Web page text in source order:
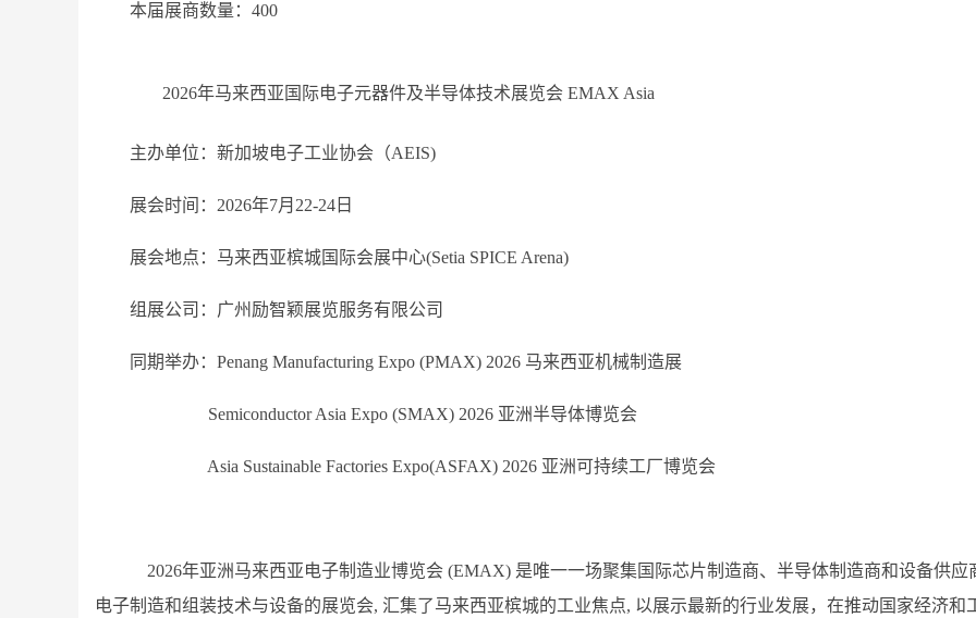
本届展商数量： 400
2026年马来西亚国际电子元器件及半导体技术展览会 EMAX Asia
主办单位：新加坡电子工业协会（AEIS)
展会时间：2026年7月22-24日
展会地点：马来西亚槟城国际会展中心(Setia SPICE Arena)
组展公司：广州励智颖展览服务有限公司
同期举办：Penang Manufacturing Expo (PMAX) 2026 马来西亚机械制造展
Semiconductor Asia Expo (SMAX) 2026 亚洲半导体博览会
Asia Sustainable Factories Expo(ASFAX) 2026 亚洲可持续工厂博览会
2026年亚洲马来西亚电子制造业博览会 (EMAX) 是唯一一场聚集国际芯片制造商、半导体制造商和设备供应
电子制造和组装技术与设备的展览会, 汇集了马来西亚槟城的工业焦点, 以展示最新的行业发展，在推动国家经济和